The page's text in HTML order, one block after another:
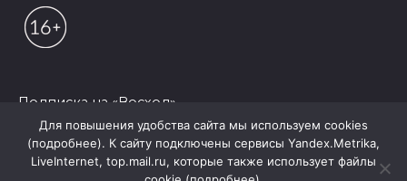
Подписка на «Восход»
© 2026 Редакция "Восход"
Для повышения удобства сайта мы используем cookies
(подробнее). К сайту подключены сервисы Yandex.Metrika,
LiveInternet, top.mail.ru, которые также использует файлы